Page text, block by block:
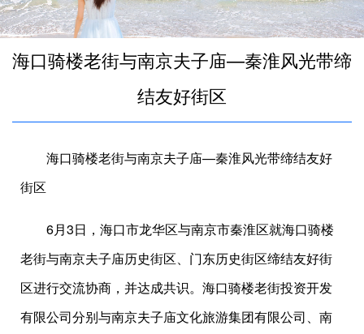
海口骑楼老街与南京夫子庙—秦淮风光带缔
结友好街区
海口骑楼老街与南京夫子庙—秦淮风光带缔结友好
街区
6月3日，海口市龙华区与南京市秦淮区就海口骑楼
老街与南京夫子庙历史街区、门东历史街区缔结友好街
区进行交流协商，并达成共识。海口骑楼老街投资开发
有限公司分别与南京夫子庙文化旅游集团有限公司、南